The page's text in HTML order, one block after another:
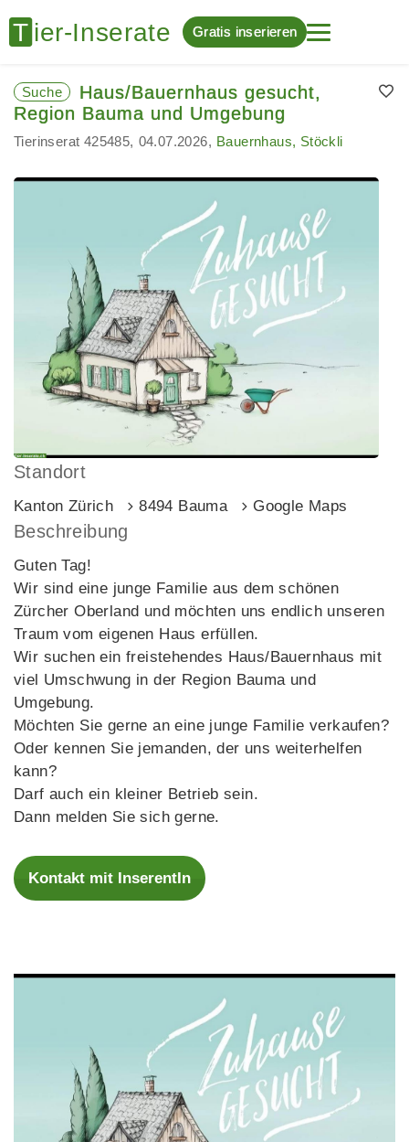
Gratis inserieren
Suche
Haus/Bauernhaus gesucht,
Region Bauma und Umgebung
Tierinserat 425485 04.07.2026 Bauernhaus, Stöckli
Standort
Kanton Zürich 8494 Bauma Google Maps
Beschreibung
Guten Tag!
Wir sind eine junge Familie aus dem schönen
Zürcher Oberland und möchten uns endlich unseren
Traum vom eigenen Haus erfüllen.
Wir suchen ein freistehendes Haus/Bauernhaus mit
viel Umschwung in der Region Bauma und
Umgebung.
Möchten Sie gerne an eine junge Familie verkaufen?
Oder kennen Sie jemanden, der uns weiterhelfen
kann?
Darf auch ein kleiner Betrieb sein.
Dann melden Sie sich gerne.
Kontakt mit InserentIn